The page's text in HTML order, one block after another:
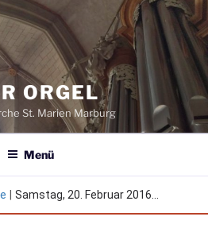
ORGEL
St. Marien Marburg
Menü
Samstag, 20. Februar 2016...